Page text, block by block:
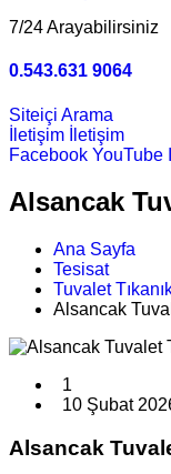
7/24 Arayabilirsiniz
0.543.631 9064
Siteiçi Arama
İletişim
İletişim
Facebook YouTube
Alsancak
Ana Sayfa
Tesisat
Tuvalet
Alsancak
1
10 Şubat
Alsancak